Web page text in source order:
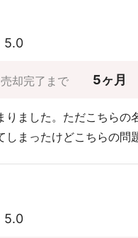
5.0
却完了まで 5ヶ月
りました。ただこちらの
しまったけどこちらの問
5.0